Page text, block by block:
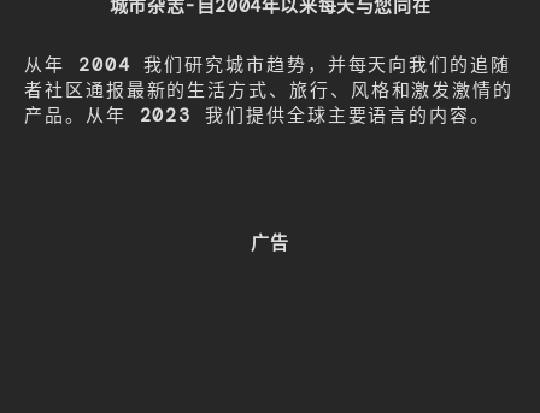
城市杂志-自2004年以来每天与您同在
从年 2004 我们研究城市趋势，并每天向我们的追随
者社区通报最新的生活方式、旅行、风格和激发激情的
产品。从年 2023 我们提供全球主要语言的内容。
广告